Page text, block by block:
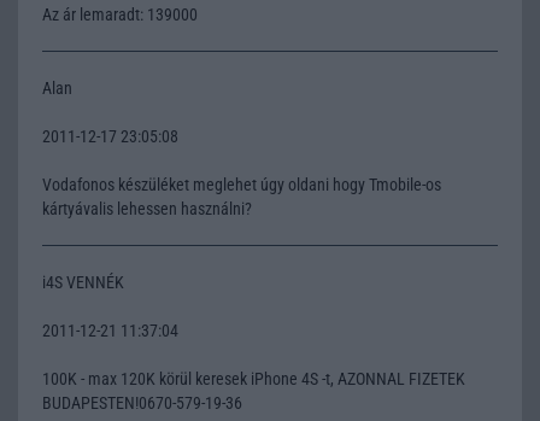
Az ár lemaradt: 139000
Alan
2011-12-17 23:05:08
Vodafonos készüléket meglehet úgy oldani hogy Tmobile-os
kártyávalis lehessen használni?
i4S VENNÉK
2011-12-21 11:37:04
100K - max 120K körül keresek iPhone 4S -t, AZONNAL FIZETEK
BUDAPESTEN!0670-579-19-36